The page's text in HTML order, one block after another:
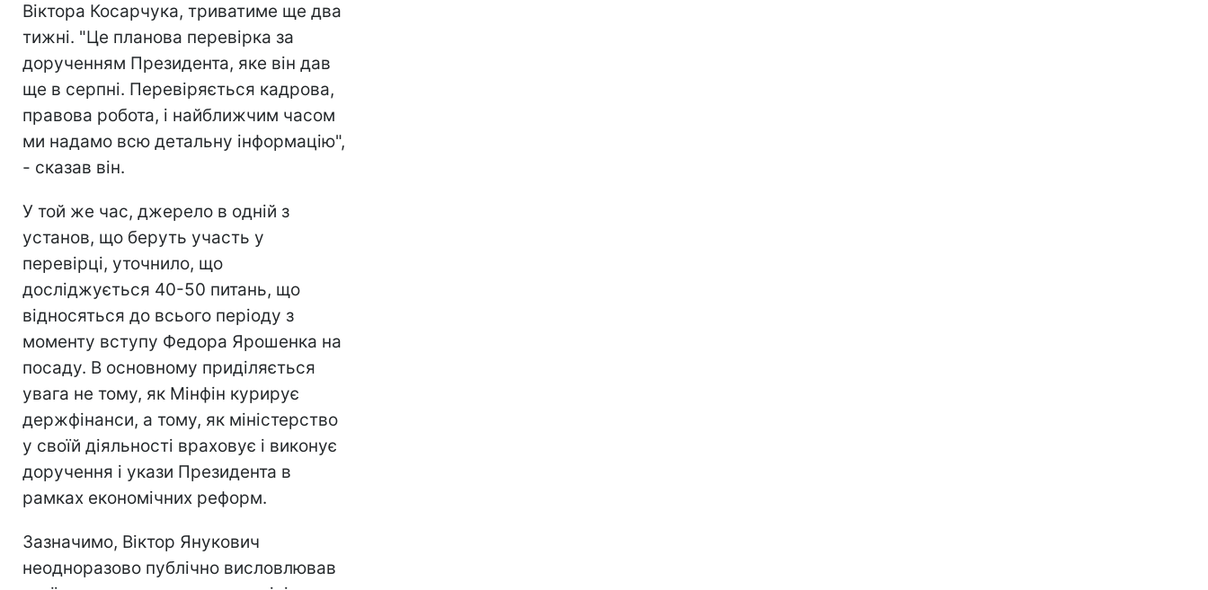
Віктора Косарчука, триватиме ще два
тижні. "Це планова перевірка за
дорученням Президента, яке він дав
ще в серпні. Перевіряється кадрова,
правова робота, і найближчим часом
ми надамо всю детальну інформацію",
- сказав він.
У той же час, джерело в одній з
установ, що беруть участь у
перевірці, уточнило, що
досліджується 40-50 питань, що
відносяться до всього періоду з
моменту вступу Федора Ярошенка на
посаду. В основному приділяється
увага не тому, як Мінфін курирує
держфінанси, а тому, як міністерство
у своїй діяльності враховує і виконує
доручення і укази Президента в
рамках економічних реформ.
Зазначимо, Віктор Янукович
неодноразово публічно висловлював